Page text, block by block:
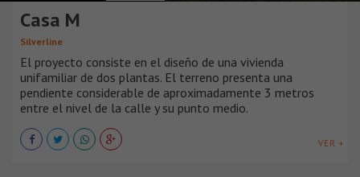
Casa M
Silverline
El proyecto consiste en el diseño de una vivienda
unifamiliar de dos plantas. El terreno presenta una
pendiente considerable de aproximadamente 3 metros
entre el nivel de la calle y su punto medio.
VER +